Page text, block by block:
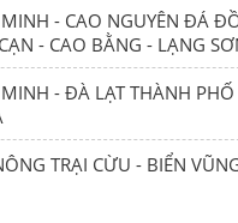
MINH - CAO NGUYÊN ĐÁ
- CAO BẰNG - LẠNG
- ĐÀ LẠT THÀNH PHỐ
TRẠI CỪU - BIỂN